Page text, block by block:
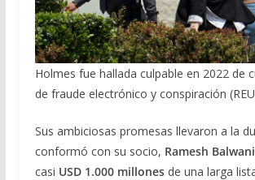
Holmes fue hallada culpable en 2022 de
de fraude electrónico y conspiración
Sus ambiciosas promesas llevaron a la
conformó con su socio, Ramesh Balwani
casi USD 1.000 millonesde una larga